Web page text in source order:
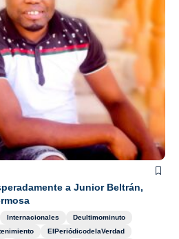
a Junior Beltrán,
Internacionales
Deultimominuto
ElPeriódicodelaVerdad